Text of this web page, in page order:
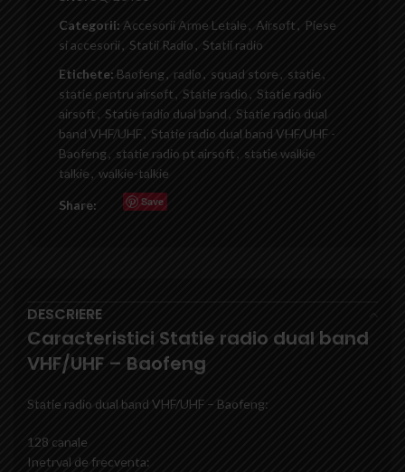
Categorii: Accesorii Arme Letale , Airsoft, Piese
si accesorii , Statii Radio , Statii radio
Etichete: Baofeng, radio, squad store , statie,
statie pentru airsoft, Statie radio , Statie radio
airsoft , Statie radio dual band, Statie radio dual
band VHF/UHF, Statie radio dual band VHF/UHF -
Baofeng , statie radio pt airsoft , statie walkie
talkie , walkie-talkie
Share: Save
DESCRIERE
Caracteristici Statie radio dual band
VHF/UHF – Baofeng
Statie radio dual band VHF/UHF – Baofeng:
128 canale
Inetrval de frecventa: